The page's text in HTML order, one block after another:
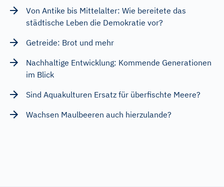
Von Antike bis Mittelalter: Wie bereitete das
städtische Leben die Demokratie vor?
Getreide: Brot und mehr
Nachhaltige Entwicklung: Kommende Generationen
im Blick
Sind Aquakulturen Ersatz für überfischte Meere?
Wachsen Maulbeeren auch hierzulande?